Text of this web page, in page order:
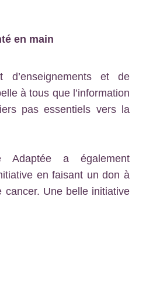
en main
d’enseignements et de
à tous que l’information
pas essentiels vers la
Adaptée a également
en faisant un don à
cancer. Une belle initiative